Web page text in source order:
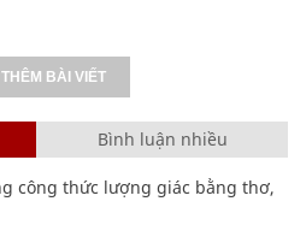
BÀI VIẾT
Bình luận nhiều
công thức lượng giác bằng thơ,